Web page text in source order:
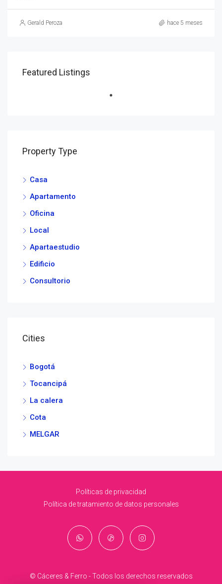
Gerald Peroza hace 5 meses
Featured Listings
Property Type
Casa
Apartamento
Oficina
Local
Apartaestudio
Edificio
Consultorio
Cities
Bogotá
Tocancipá
La calera
Cota
MELGAR
Políticas de privacidad
Política de tratamiento de datos personales
© Cáceres & Ferro - Todos los derechos reservados